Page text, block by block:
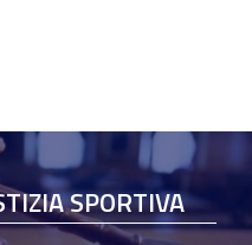
SPORTIVA